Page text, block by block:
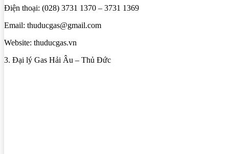
Điện thoại: (028) 3731 1370 – 3731 1369
Email: thuducgas@gmail.com
Website: thuducgas.vn
3. Đại lý Gas Hải Âu – Thủ Đức